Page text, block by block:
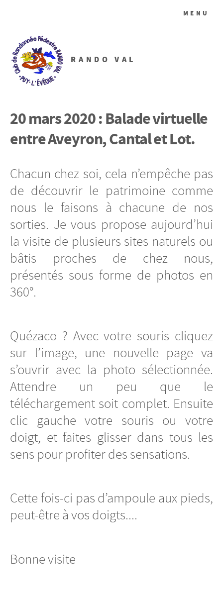
RANDO VAL
MENU
20 mars 2020 : Balade virtuelle
entre Aveyron, Cantal et Lot.
Chacun chez soi, cela n’empêche pas
de découvrir le patrimoine comme
nous le faisons à chacune de nos
sorties. Je vous propose aujourd’hui
la visite de plusieurs sites naturels ou
bâtis proches de chez nous,
présentés sous forme de photos en
360°.
Quézaco ? Avec votre souris cliquez
sur l’image, une nouvelle page va
s’ouvrir avec la photo sélectionnée.
Attendre un peu que le
téléchargement soit complet. Ensuite
clic gauche votre souris ou votre
doigt, et faites glisser dans tous les
sens pour profiter des sensations.
Cette fois-ci pas d’ampoule aux pieds,
peut-être à vos doigts....
Bonne visite